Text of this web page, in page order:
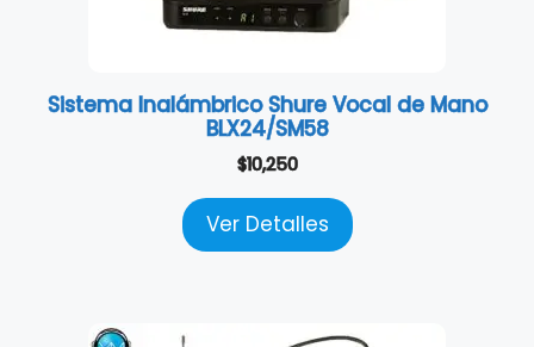
Sistema Inalámbrico Shure Vocal de Mano
BLX24/SM58
$10,250
Ver Detalles